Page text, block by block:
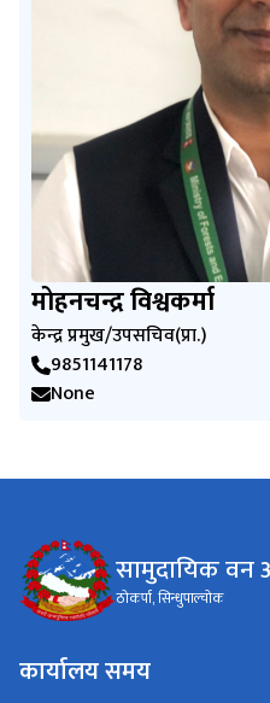
मोहनचन्द्र विश्वकर्मा
केन्द्र प्रमुख/उपसचिव(प्रा‍.)
9851141178
None
सामुदायिक वन
ठाेकर्पा, सिन्धुपाल्चोक
कार्यालय समय